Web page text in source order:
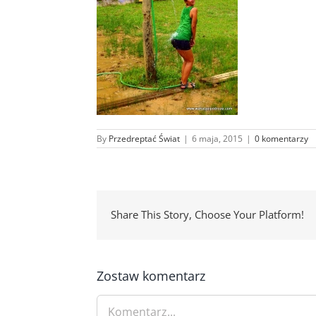
By Przedreptać Świat | 6 maja, 2015 | 0 komentarzy
Share This Story, Choose Your Platform!
Zostaw komentarz
Comment